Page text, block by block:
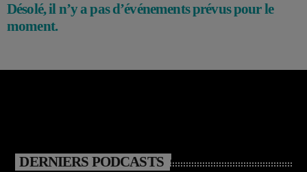
Désolé, il n’y a pas d’événements prévus pour le
moment.
DERNIERS PODCASTS